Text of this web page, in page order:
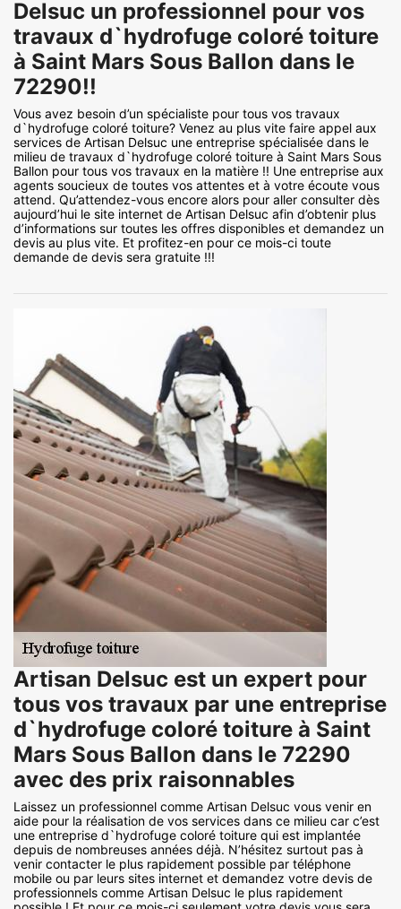
Delsuc un professionnel pour vos
travaux d`hydrofuge coloré toiture
à Saint Mars Sous Ballon dans le
72290!!
Vous avez besoin d’un spécialiste pour tous vos travaux
d`hydrofuge coloré toiture? Venez au plus vite faire appel aux
services de Artisan Delsuc une entreprise spécialisée dans le
milieu de travaux d`hydrofuge coloré toiture à Saint Mars Sous
Ballon pour tous vos travaux en la matière !! Une entreprise aux
agents soucieux de toutes vos attentes et à votre écoute vous
attend. Qu’attendez-vous encore alors pour aller consulter dès
aujourd’hui le site internet de Artisan Delsuc afin d’obtenir plus
d’informations sur toutes les offres disponibles et demandez un
devis au plus vite. Et profitez-en pour ce mois-ci toute
demande de devis sera gratuite !!!
Artisan Delsuc est un expert pour
tous vos travaux par une entreprise
d`hydrofuge coloré toiture à Saint
Mars Sous Ballon dans le 72290
avec des prix raisonnables
Laissez un professionnel comme Artisan Delsuc vous venir en
aide pour la réalisation de vos services dans ce milieu car c’est
une entreprise d`hydrofuge coloré toiture qui est implantée
depuis de nombreuses années déjà. N’hésitez surtout pas à
venir contacter le plus rapidement possible par téléphone
mobile ou par leurs sites internet et demandez votre devis de
professionnels comme Artisan Delsuc le plus rapidement